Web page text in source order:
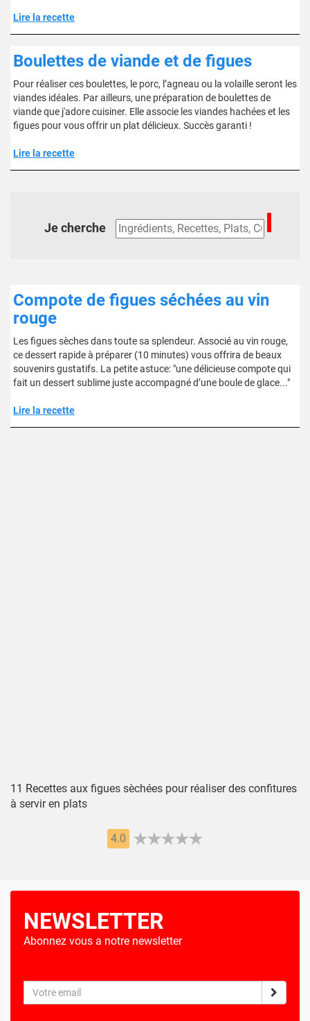
Lire la recette
Boulettes de viande et de figues
Pour réaliser ces boulettes, le porc, l’agneau ou la volaille seront les
viandes idéales. Par ailleurs, une préparation de boulettes de
viande que j'adore cuisiner. Elle associe les viandes hachées et les
figues pour vous offrir un plat délicieux. Succès garanti !
Lire la recette
Je cherche
Compote de figues séchées au vin
rouge
Les figues sèches dans toute sa splendeur. Associé au vin rouge,
ce dessert rapide à préparer (10 minutes) vous offrira de beaux
souvenirs gustatifs. La petite astuce: "une délicieuse compote qui
fait un dessert sublime juste accompagné d’une boule de glace..."
Lire la recette
11 Recettes aux figues sèchées pour réaliser des confitures
à servir en plats
4.0
NEWSLETTER
Abonnez vous a notre newsletter